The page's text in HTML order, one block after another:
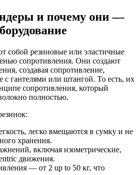
и почему они —
собой резиновые или эластичные
сопротивления. Они создают
создавая сопротивление,
с гантелями или штангой. То есть, их
сопротивления, который
полностью.
легко вмещаются в сумку и не
хранения.
включая изометрические,
движения.
— от 2 up to 50 кг, что